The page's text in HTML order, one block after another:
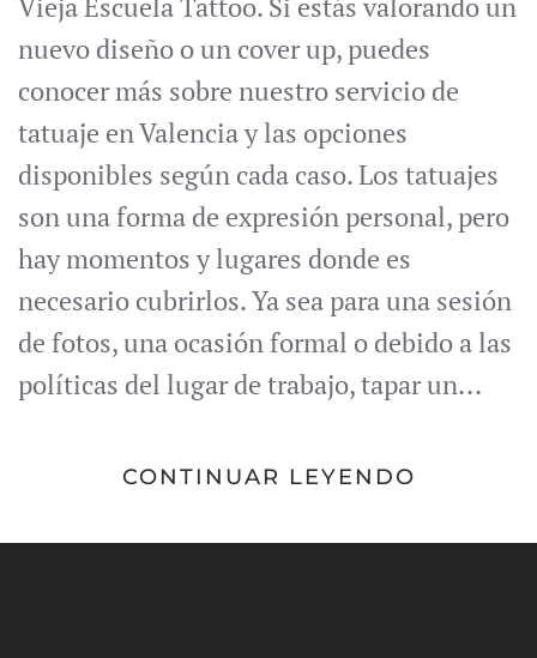
nuevo diseño o un cover up, puedes
conocer más sobre nuestro servicio de
tatuaje en Valencia y las opciones
disponibles según cada caso. Los tatuajes
son una forma de expresión personal, pero
hay momentos y lugares donde es
necesario cubrirlos. Ya sea para una sesión
de fotos, una ocasión formal o debido a las
políticas del lugar de trabajo, tapar un...
CONTINUAR LEYENDO